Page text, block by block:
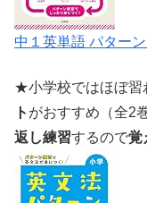
中１英単語 パター
★小学校ではほぼ習
ト がおすすめ（全2
返し練習するので覚